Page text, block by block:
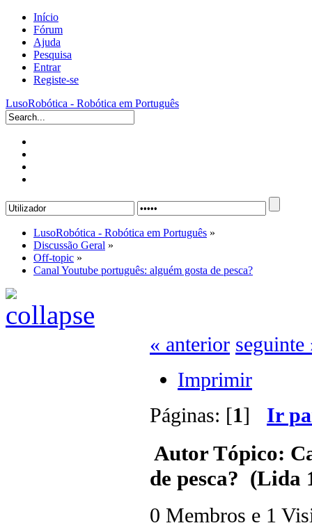
Início
Fórum
Ajuda
Pesquisa
Entrar
Registe-se
LusoRobótica - Robótica em Português
LusoRobótica - Robótica em Português »
Discussão Geral »
Off-topic »
Canal Youtube português: alguém gosta de pesca?
« anterior seguinte
Imprimir
Páginas: [1] Ir
AutorTópico:
de pesca? (Lida
0 Membros e 1